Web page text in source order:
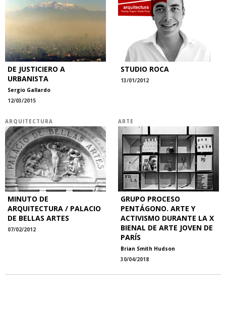
DE JUSTICIERO A
URBANISTA
Sergio Gallardo
12/03/2015
STUDIO ROCA
13/01/2012
ARQUITECTURA
MINUTO DE
ARQUITECTURA / PALACIO
DE BELLAS ARTES
07/02/2012
ARTE
GRUPO PROCESO
PENTÁGONO. ARTE Y
ACTIVISMO DURANTE LA X
BIENAL DE ARTE JOVEN DE
PARÍS
Brian Smith Hudson
30/04/2018